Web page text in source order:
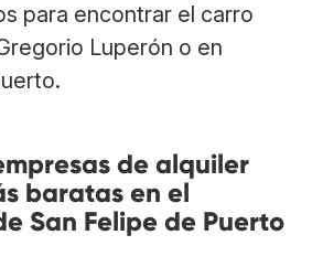
para encontrar el carro
Luperón o en
de alquiler
baratas en el
San Felipe de Puerto